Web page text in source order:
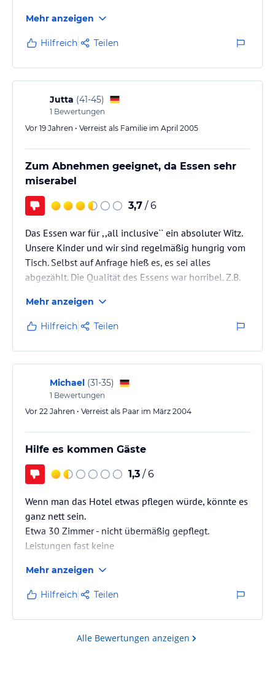
Unterkunft war besser, empfehlen kann ich u.a. den
Ladestatthof in Neder, Krösbacher (Fleischerei mit
Appartments) in Fulpmes und ein Highlight ist die
Pizzeria in Fulpmes
Mehr anzeigen
Hilfreich Teilen
Jutta (41-45)
1 Bewertungen
Vor 19 Jahren • Verreist als Familie im April 2005
Zum Abnehmen geeignet, da Essen sehr
miserabel
3,7 / 6
Das Essen war für ,,all inclusive`` ein absoluter Witz.
Unsere Kinder und wir sind regelmäßig hungrig vom
Tisch. Selbst auf Anfrage hieß es, es sei alles
abgezählt. Die Qualität des Essens war horribel. Z.B.
Tomatenstücke aus der Packung warm gemacht und
darübergeschüttet. Auch gab es mal ganze drei!!!
Pellkartoffel mit verschiedener Soße. Fleisch so gut
wie nie.
Die Mittagsjause bestand aus tiefgekühltem
Fertigkuchen, natürlich aufgetaut. Voll eklig. Alles in
allem, ein…
Mehr anzeigen
Hilfreich Teilen
Michael (31-35)
1 Bewertungen
Vor 22 Jahren • Verreist als Paar im März 2004
Hilfe es kommen Gäste
1,3 / 6
Wenn man das Hotel etwas pflegen würde, könnte es
ganz nett sein.
Etwa 30 Zimmer - nicht übermäßig gepflegt.
Leistungen fast keine
Meidet einfach diese Hotel und sucht euch im
Stubaital ein anderes. Es gibt dort genug davon, die
warscheinlich alle besser sind.
Mehr anzeigen
Hilfreich Teilen
Alle Bewertungen anzeigen